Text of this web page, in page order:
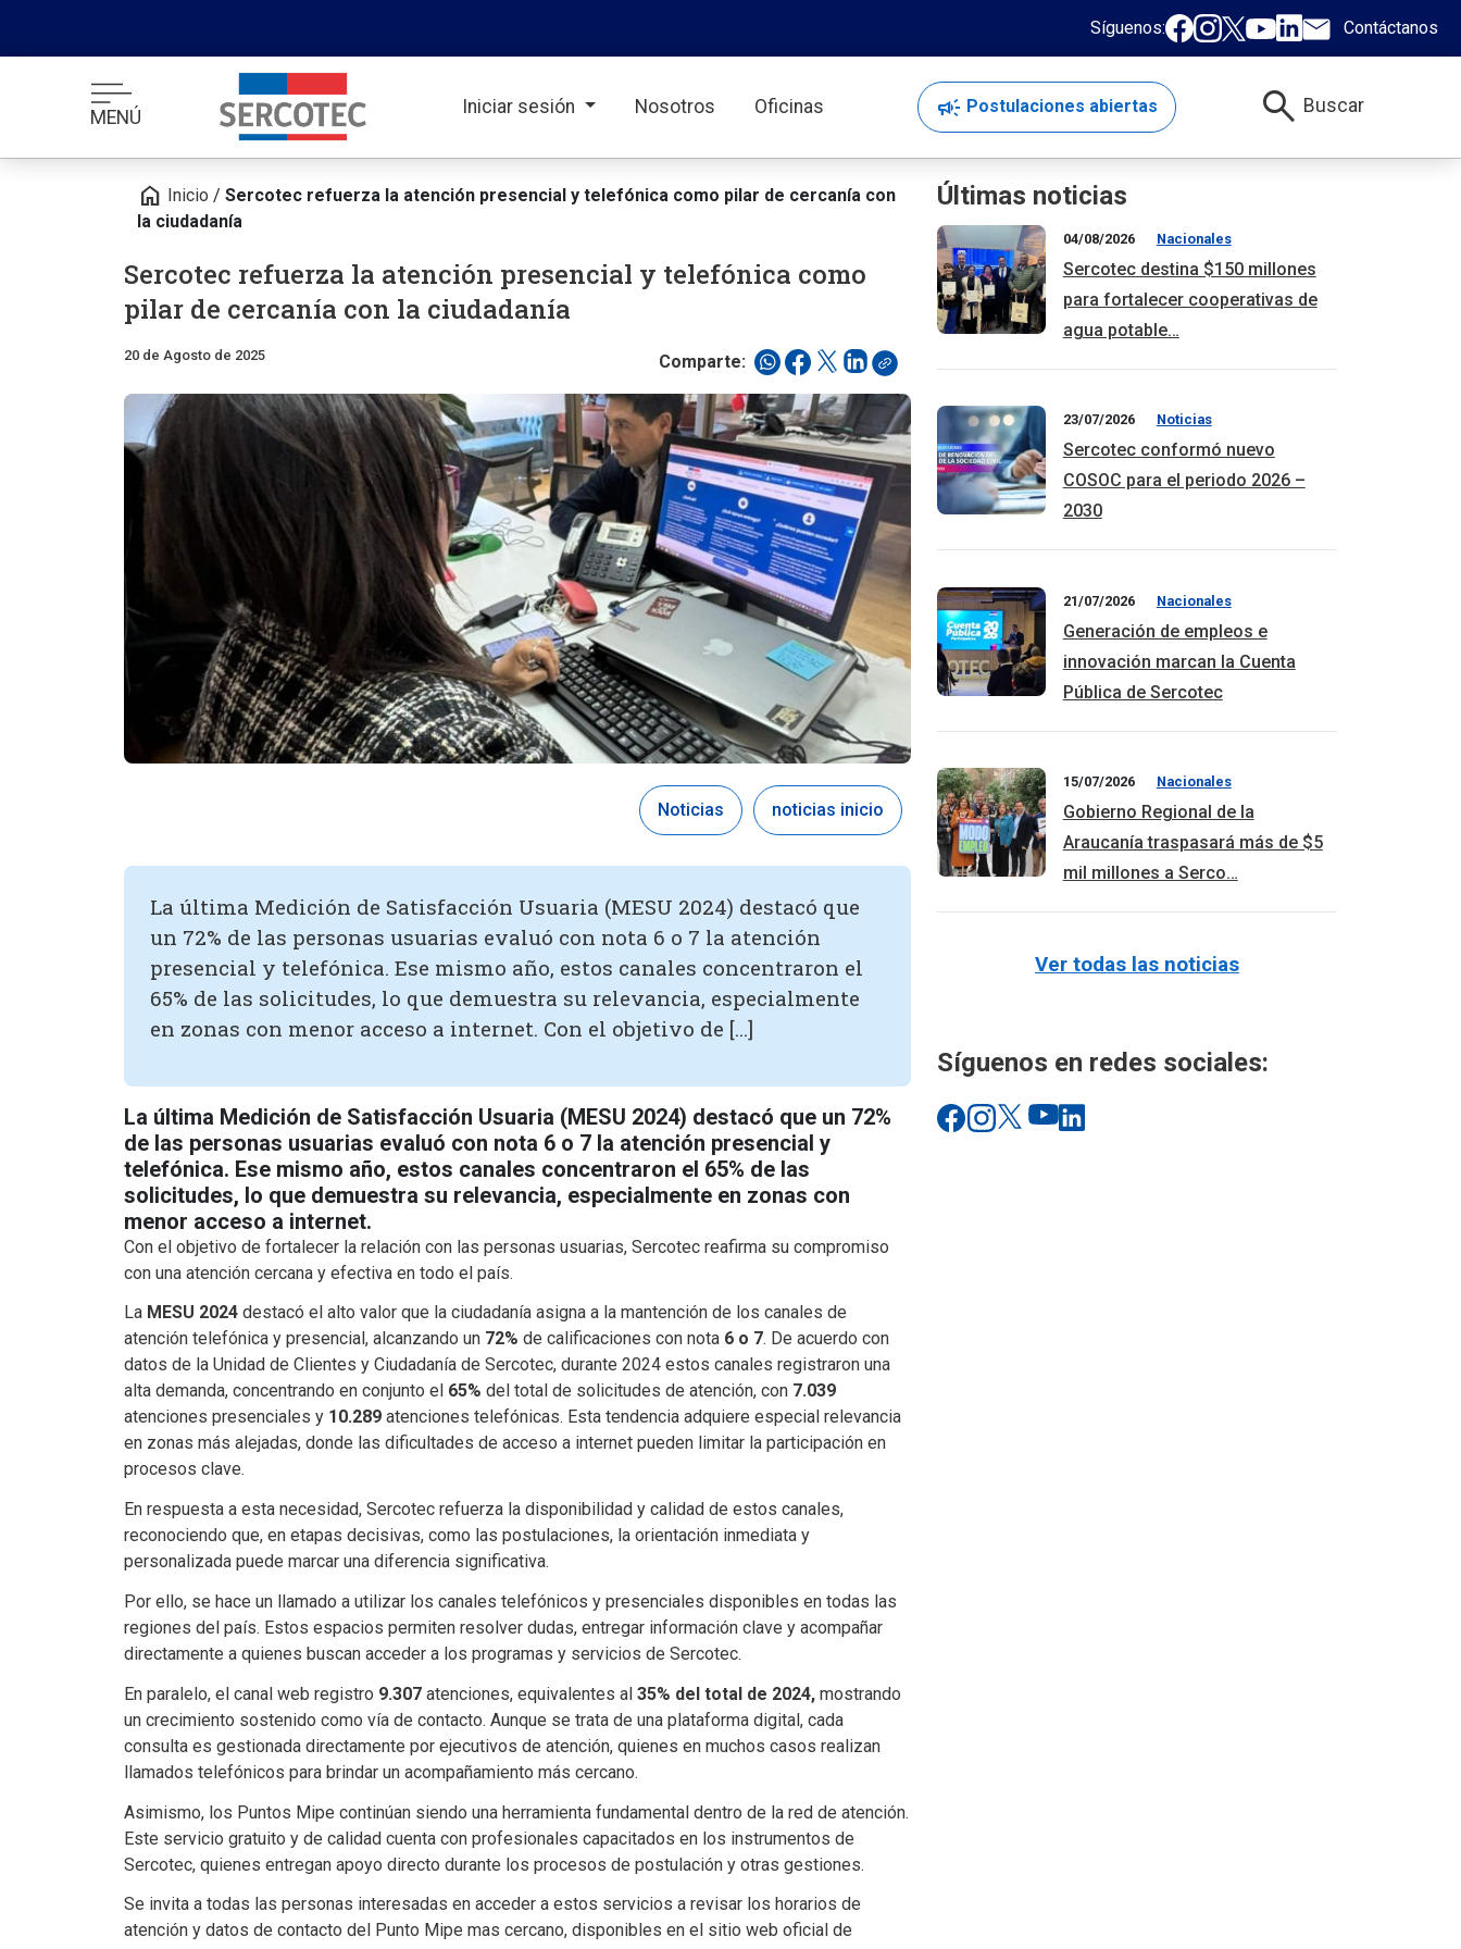
Síguenos: Contáctanos
MENÚ Iniciar sesión Nosotros Oficinas campaign Postulaciones abiertas search Buscar
home Inicio / Sercotec refuerza la atención presencial y telefónica como pilar de cercanía con
la ciudadanía
Sercotec refuerza la atención presencial y telefónica como
pilar de cercanía con la ciudadanía
20 de Agosto de 2025 Comparte:
Noticias noticias inicio
La última Medición de Satisfacción Usuaria (MESU 2024) destacó que
un 72% de las personas usuarias evaluó con nota 6 o 7 la atención
presencial y telefónica. Ese mismo año, estos canales concentraron el
65% de las solicitudes, lo que demuestra su relevancia, especialmente
en zonas con menor acceso a internet. Con el objetivo de […]
La última Medición de Satisfacción Usuaria (MESU 2024) destacó que un 72%
de las personas usuarias evaluó con nota 6 o 7 la atención presencial y
telefónica. Ese mismo año, estos canales concentraron el 65% de las
solicitudes, lo que demuestra su relevancia, especialmente en zonas con
menor acceso a internet.
Con el objetivo de fortalecer la relación con las personas usuarias, Sercotec reafirma su compromiso
con una atención cercana y efectiva en todo el país.
La MESU 2024 destacó el alto valor que la ciudadanía asigna a la mantención de los canales de
atención telefónica y presencial, alcanzando un 72% de calificaciones con nota 6 o 7. De acuerdo con
datos de la Unidad de Clientes y Ciudadanía de Sercotec, durante 2024 estos canales registraron una
alta demanda, concentrando en conjunto el 65% del total de solicitudes de atención, con 7.039
atenciones presenciales y 10.289 atenciones telefónicas. Esta tendencia adquiere especial relevancia
en zonas más alejadas, donde las dificultades de acceso a internet pueden limitar la participación en
procesos clave.
En respuesta a esta necesidad, Sercotec refuerza la disponibilidad y calidad de estos canales,
reconociendo que, en etapas decisivas, como las postulaciones, la orientación inmediata y
personalizada puede marcar una diferencia significativa.
Por ello, se hace un llamado a utilizar los canales telefónicos y presenciales disponibles en todas las
regiones del país. Estos espacios permiten resolver dudas, entregar información clave y acompañar
directamente a quienes buscan acceder a los programas y servicios de Sercotec.
En paralelo, el canal web registro 9.307 atenciones, equivalentes al 35% del total de 2024, mostrando
un crecimiento sostenido como vía de contacto. Aunque se trata de una plataforma digital, cada
consulta es gestionada directamente por ejecutivos de atención, quienes en muchos casos realizan
llamados telefónicos para brindar un acompañamiento más cercano.
Asimismo, los Puntos Mipe continúan siendo una herramienta fundamental dentro de la red de atención.
Este servicio gratuito y de calidad cuenta con profesionales capacitados en los instrumentos de
Sercotec, quienes entregan apoyo directo durante los procesos de postulación y otras gestiones.
Se invita a todas las personas interesadas en acceder a estos servicios a revisar los horarios de
atención y datos de contacto del Punto Mipe mas cercano, disponibles en el sitio web oficial de
Últimas noticias
04/08/2026 Nacionales
Sercotec destina $150 millones
para fortalecer cooperativas de
agua potable…
23/07/2026 Noticias
Sercotec conformó nuevo
COSOC para el periodo 2026 –
2030
21/07/2026 Nacionales
Generación de empleos e
innovación marcan la Cuenta
Pública de Sercotec
15/07/2026 Nacionales
Gobierno Regional de la
Araucanía traspasará más de $5
mil millones a Serco…
Ver todas las noticias
Síguenos en redes sociales: